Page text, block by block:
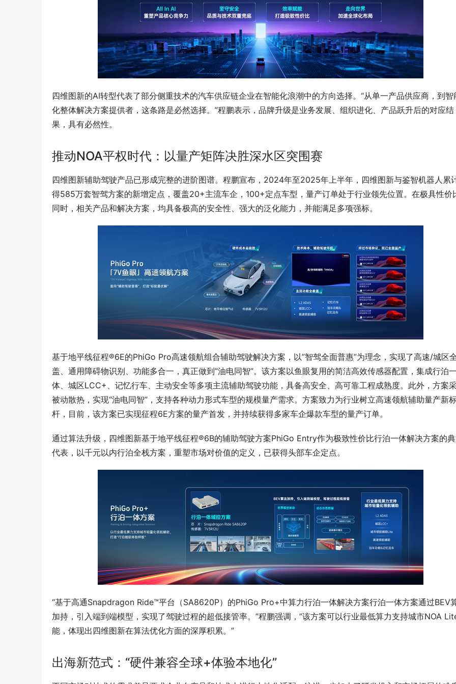
四维图新的AI转型代表了部分侧重技术的汽车供应链企业在智能化浪潮中的方向选择。“从单一产品供应商，到智
化整体解决方案提供者，这条路是必然选择。”程鹏表示，品牌升级是业务发展、组织进化、产品跃升后的对应结
果，具有必然性。
推动NOA平权时代：以量产矩阵决胜深水区突围赛
四维图新辅助驾驶产品已形成完整的进阶图谱。程鹏宣布，2024年至2025年上半年，四维图新与鉴智机器人累
得585万套智驾方案的新增定点，覆盖20+主流车企，100+定点车型，量产订单处于行业领先位置。在极具性价
同时，相关产品和解决方案，均具备极高的安全性、强大的泛化能力，并能满足多项强标。
基于地平线征程®6E的PhiGo Pro高速领航组合辅助驾驶解决方案，以”智驾全面普惠”为理念，实现了高速/城区
盖、通用障碍物识别、功能多合一，真正做到”油电同智”。该方案以鱼眼复用的简洁高效传感器配置，集成行泊一
体、城区LCC+、记忆行车、主动安全等多项主流辅助驾驶功能，具备高安全、高可靠工程成熟度。此外，方案
被动散热，实现“油电同智”，支持各种动力形式车型的规模量产需求。方案致力为行业树立高速领航辅助量产新
杆，目前，该方案已实现征程6E方案的量产首发，并持续获得多家车企爆款车型的量产订单。
通过算法升级，四维图新基于地平线征程®6B的辅助驾驶方案PhiGo Entry作为极致性价比行泊一体解决方案的
代表，以千元以内行泊全栈方案，重塑市场对价值的定义，已获得头部车企定点。
“基于高通Snapdragon Ride™平台（SA8620P）的PhiGo Pro+中算力行泊一体解决方案行泊一体方案通过BEV
加持，引入端到端模型，实现了驾驶过程的超低接管率。”程鹏强调，”该方案可以行业最低算力支持城市NOA
能，体现出四维图新在算法优化方面的深厚积累。”
出海新范式：“硬件兼容全球+体验本地化”